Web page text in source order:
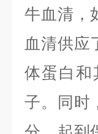
牛血清，
血清供应
体蛋白和
子。同时